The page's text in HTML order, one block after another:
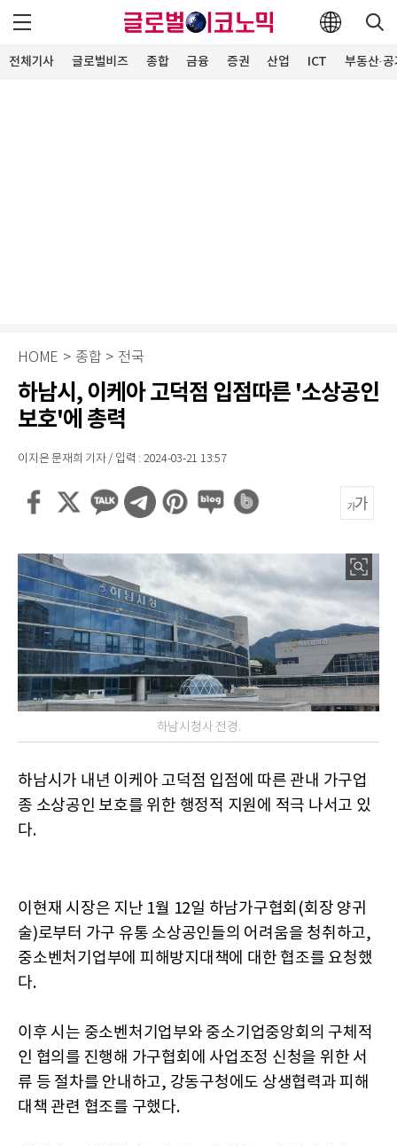
전체기사 글로벌비즈 종합 금융 증권 산업 ICT 부동산·
HOME > 종합 > 전국
하남시, 이케아 고덕점 입점따른 '소상공인
보호'에 총력
이지은 문재희 기자 / 입력 : 2024-03-21 13:57
하남시청사 전경.
하남시가 내년 이케아 고덕점 입점에 따른 관내 가구업
종 소상공인 보호를 위한 행정적 지원에 적극 나서고 있
다.
이현재 시장은 지난 1월 12일 하남가구협회(회장 양귀
술)로부터 가구 유통 소상공인들의 어려움을 청취하고,
중소벤처기업부에 피해방지대책에 대한 협조를 요청했
다.
이후 시는 중소벤처기업부와 중소기업중앙회의 구체적
인 협의를 진행해 가구협회에 사업조정 신청을 위한 서
류 등 절차를 안내하고, 강동구청에도 상생협력과 피해
대책 관련 협조를 구했다.